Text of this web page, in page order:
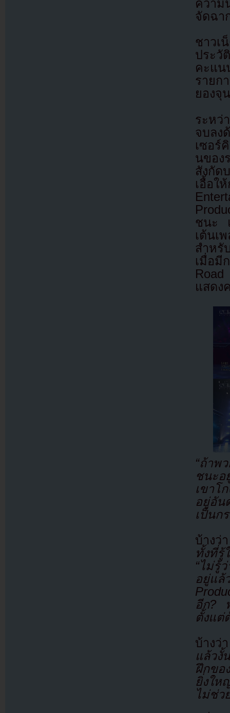
ความ
จัดฉา
ชาวเ
ประวั
คะแ
รายก
ยองจุ
ระหว่
จบลง
เซอร์
นของ
สังกัด
เอื้อใ
ชนะ
เต้นเ
สำหรั
เมื่อมี
แสดง
“ถ้าพ
ชนะอ
เขาโ
อยู่อัน
เป็นก
บ้างว่
ทั้งที่รู้
“ไม่รู้
อยู่แล้
อีก?
ตั้งแต่
บ้าง
แล้วงั้
ฝึกขอ
ยิ่งให
ไม่ช่ว